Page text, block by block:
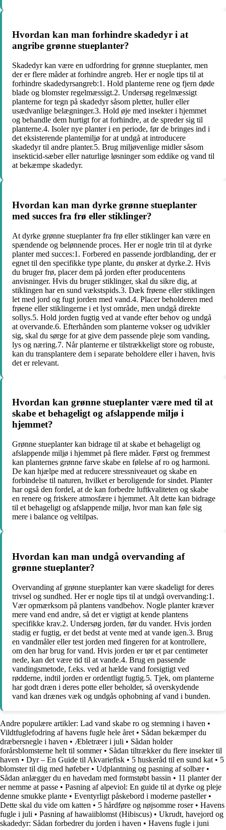
Hvordan kan man forhindre skadedyr i at
angribe grønne stueplanter?
Skadedyr kan være en udfordring for grønne stueplanter, men
der er flere måder at forhindre angreb. Her er nogle tips til at
forhindre skadedyrsangreb:1. Hold planterne rene og fjern døde
blade og blomster regelmæssigt.2. Undersøg regelmæssigt
planterne for tegn på skadedyr såsom pletter, huller eller
usædvanlige belægninger.3. Hold øje med insekter i hjemmet
og behandle dem hurtigt for at forhindre, at de spreder sig til
planterne.4. Isoler nye planter i en periode, før de bringes ind i
det eksisterende plantemiljø for at undgå at introducere
skadedyr til andre planter.5. Brug miljøvenlige midler såsom
insekticid-sæber eller naturlige løsninger som eddike og vand til
at bekæmpe skadedyr.
Hvordan kan man dyrke grønne stueplanter
med succes fra frø eller stiklinger?
At dyrke grønne stueplanter fra frø eller stiklinger kan være en
spændende og belønnende proces. Her er nogle trin til at dyrke
planter med succes:1. Forbered en passende jordblanding, der er
egnet til den specifikke type plante, du ønsker at dyrke.2. Hvis
du bruger frø, placer dem på jorden efter producentens
anvisninger. Hvis du bruger stiklinger, skal du sikre dig, at
stiklingen har en sund vækstspids.3. Dæk frøene eller stiklingen
let med jord og fugt jorden med vand.4. Placer beholderen med
frøene eller stiklingerne i et lyst område, men undgå direkte
sollys.5. Hold jorden fugtig ved at vande efter behov og undgå
at overvande.6. Efterhånden som planterne vokser og udvikler
sig, skal du sørge for at give dem passende pleje som vanding,
lys og næring.7. Når planterne er tilstrækkeligt store og robuste,
kan du transplantere dem i separate beholdere eller i haven, hvis
det er relevant.
Hvordan kan grønne stueplanter være med til at
skabe et behageligt og afslappende miljø i
hjemmet?
Grønne stueplanter kan bidrage til at skabe et behageligt og
afslappende miljø i hjemmet på flere måder. Først og fremmest
kan planternes grønne farve skabe en følelse af ro og harmoni.
De kan hjælpe med at reducere stressniveauet og skabe en
forbindelse til naturen, hvilket er beroligende for sindet. Planter
har også den fordel, at de kan forbedre luftkvaliteten og skabe
en renere og friskere atmosfære i hjemmet. Alt dette kan bidrage
til et behageligt og afslappende miljø, hvor man kan føle sig
mere i balance og veltilpas.
Hvordan kan man undgå overvanding af
grønne stueplanter?
Overvanding af grønne stueplanter kan være skadeligt for deres
trivsel og sundhed. Her er nogle tips til at undgå overvanding:1.
Vær opmærksom på plantens vandbehov. Nogle planter kræver
mere vand end andre, så det er vigtigt at kende plantens
specifikke krav.2. Undersøg jorden, før du vander. Hvis jorden
stadig er fugtig, er det bedst at vente med at vande igen.3. Brug
en vandmåler eller test jorden med fingeren for at kontrollere,
om den har brug for vand. Hvis jorden er tør et par centimeter
nede, kan det være tid til at vande.4. Brug en passende
vandingsmetode, f.eks. ved at hælde vand forsigtigt ved
rødderne, indtil jorden er ordentligt fugtig.5. Tjek, om planterne
har godt dræn i deres potte eller beholder, så overskydende
vand kan drænes væk og undgås ophobning af vand i bunden.
Andre populære artikler: Lad vand skabe ro og stemning i haven •
Vildtfuglefodring af havens fugle hele året • Sådan bekæmper du
dræbersnegle i haven • Æbletræer i juli • Sådan holder
forårsblomsterne helt til sommer• Sådan tiltrækker du flere insekter til
haven • Dyr – En Guide til Akvariefisk • 5 huskeråd til en sund kat • 5
blomster til dig med høfeber• Udplantning og pasning af solbær•
Sådan anlægger du en havedam med formstøbt bassin • 11 planter der
er nemme at passe • Pasning af alpeviol: En guide til at dyrke og pleje
denne smukke plante • Eventyrligt påskebord i moderne pasteller•
Dette skal du vide om katten • 5 hårdføre og nøjsomme roser• Havens
fugle i juli • Pasning af hawaiiblomst (Hibiscus) • Ukrudt, havejord og
skadedyr: Sådan forbedrer du jorden i haven • Havens fugle i juni